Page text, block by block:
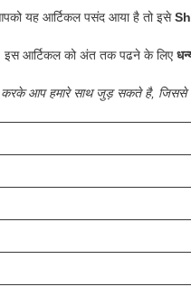
यह आर्टिकल पसंद आया है तो इसे
इस आर्टिकल को अंत तक पढने के लिए
करके आप हमारे साथ जुड़ सकते है,